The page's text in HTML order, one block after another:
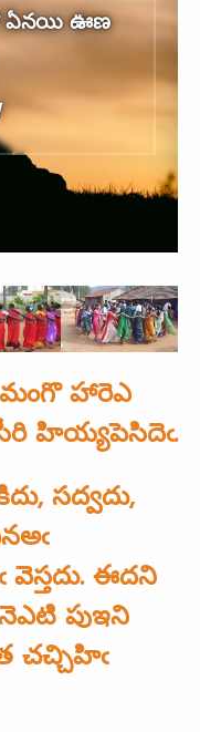
ఏనయి ఊణ
హారెఎ
హియ్యపెసిదెఁ.
సద్వదు,
ఈదని
పుఇని
చచ్చిహిఁ